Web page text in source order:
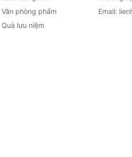
Văn phòng phẩm
Quà lưu niệm
Email: